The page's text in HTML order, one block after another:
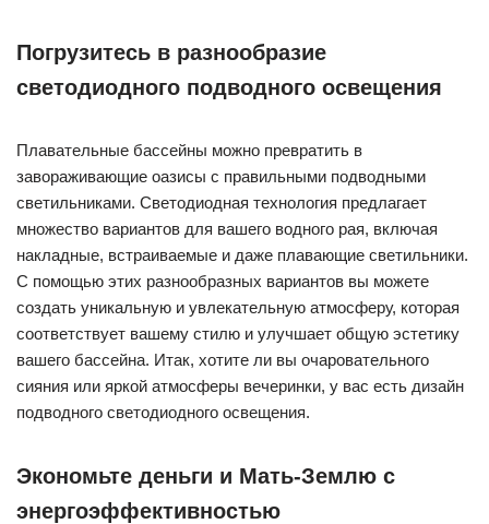
Погрузитесь в разнообразие
светодиодного подводного освещения
Плавательные бассейны можно превратить в
завораживающие оазисы с правильными подводными
светильниками. Светодиодная технология предлагает
множество вариантов для вашего водного рая, включая
накладные, встраиваемые и даже плавающие светильники.
С помощью этих разнообразных вариантов вы можете
создать уникальную и увлекательную атмосферу, которая
соответствует вашему стилю и улучшает общую эстетику
вашего бассейна. Итак, хотите ли вы очаровательного
сияния или яркой атмосферы вечеринки, у вас есть дизайн
подводного светодиодного освещения.
Экономьте деньги и Мать-Землю с
энергоэффективностью